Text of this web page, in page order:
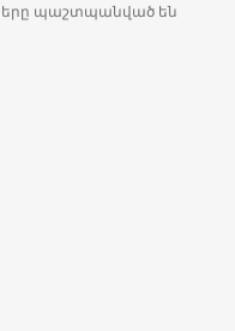
պաշտպանված են